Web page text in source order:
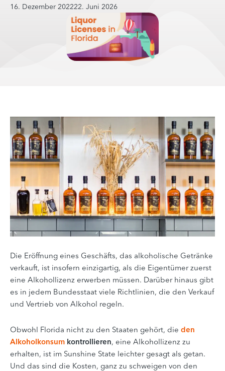
16. Dezember 202222. Juni 2026
Die Eröffnung eines Geschäfts, das alkoholische Getränke
verkauft, ist insofern einzigartig, als die Eigentümer zuerst
eine Alkohollizenz erwerben müssen. Darüber hinaus gibt
es in jedem Bundesstaat viele Richtlinien, die den Verkauf
und Vertrieb von Alkohol regeln.
Obwohl Florida nicht zu den Staaten gehört, die den
Alkoholkonsum kontrollieren, eine Alkohollizenz zu
erhalten, ist im Sunshine State leichter gesagt als getan.
Und das sind die Kosten, ganz zu schweigen von den